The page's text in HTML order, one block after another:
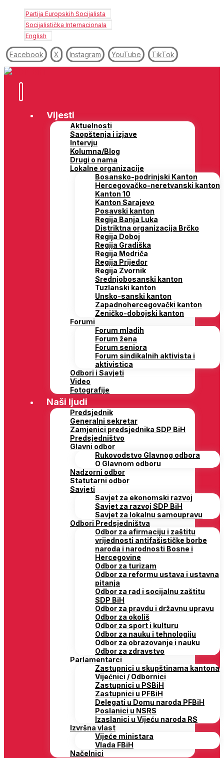
Partija Europskih Socijalista
Socijalistička Internacionala
English
Facebook X Instagram YouTube TikTok
Vijesti
Aktuelnosti
Saopštenja i izjave
Intervju
Kolumna/Blog
Drugi o nama
Lokalne organizacije
Bosansko-podrinjski Kanton
Hercegovačko-neretvanski kanton
Kanton 10
Kanton Sarajevo
Posavski kanton
Regija Banja Luka
Distriktna organizacija Brčko
Regija Doboj
Regija Gradiška
Regija Modriča
Regija Prijedor
Regija Zvornik
Srednjobosanski kanton
Tuzlanski kanton
Unsko-sanski kanton
Zapadnohercegovački kanton
Zeničko-dobojski kanton
Forumi
Forum mladih
Forum žena
Forum seniora
Forum sindikalnih aktivista i
aktivistica
Odbori i Savjeti
Video
Fotografije
Naši ljudi
Predsjednik
Generalni sekretar
Zamjenici predsjednika SDP BiH
Predsjedništvo
Glavni odbor
Rukovodstvo Glavnog odbora
O Glavnom odboru
Nadzorni odbor
Statutarni odbor
Savjeti
Savjet za ekonomski razvoj
Savjet za razvoj SDP BiH
Savjet za lokalnu samoupravu
Odbori Predsjedništva
Odbor za afirmaciju i zaštitu
vrijednosti antifašističke borbe
naroda i narodnosti Bosne i
Hercegovine
Odbor za turizam
Odbor za reformu ustava i ustavna
pitanja
Odbor za rad i socijalnu zaštitu
SDP BiH
Odbor za pravdu i državnu upravu
Odbor za okoliš
Odbor za sport i kulturu
Odbor za nauku i tehnologiju
Odbor za obrazovanje i nauku
Odbor za zdravstvo
Parlamentarci
Zastupnici u skupštinama kantona
Vijećnici / Odbornici
Zastupnici u PSBiH
Zastupnici u PFBiH
Delegati u Domu naroda PFBiH
Poslanici u NSRS
Izaslanici u Vijeću naroda RS
Izvršna vlast
Vijeće ministara
Vlada FBiH
Načelnici